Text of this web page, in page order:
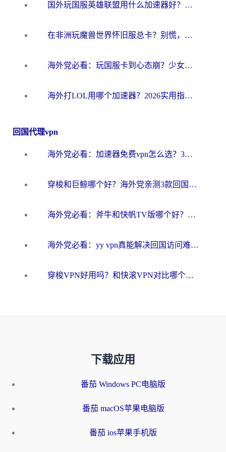
国外玩国服英雄联盟用什么加速器好？海外党亲测有效的国服游戏加速指南
在非洲玩魔兽世界怀旧服总卡？别慌，这份指南帮你丝滑开荒
海外党必看：玩国服卡到心态崩？少女前线云图计划加速器免费推荐+碧蓝航线足球世界流畅攻略
海外打LOL用哪个加速器？2026实用指南：从延迟到设备适配，一篇解决你的国服游戏痛点
回国代理vpn
海外党必看：加速器免费vpn怎么选？3步教你无缝访问国内资源
穿梭和巨鲸哪个好？海外党亲测3款回国加速器，教你避开90%的坑
海外党必看：斧牛和快帆TV版哪个好？3分钟选对回国加速器，无缝刷B站、追热剧
海外党必看：yy vpn真能解决回国访问难题？附云极initap测评+免费方案对比
穿梭VPN好用吗？和快滚VPN对比哪个回国效果更好？海外党选回国加速器必看指南
下载应用
番茄 Windows PC电脑版
番茄 macOS苹果电脑版
番茄 ios苹果手机版